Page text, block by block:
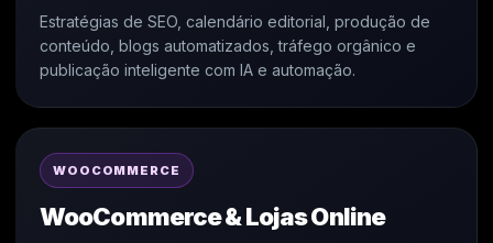
Estratégias de SEO, calendário editorial, produção de
conteúdo, blogs automatizados, tráfego orgânico e
publicação inteligente com IA e automação.
WOOCOMMERCE
WooCommerce & Lojas Online